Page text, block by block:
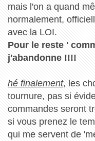
mais l'on a quand
normalement,
avec la LOI.
Pour le reste '
j'abandonne !!!!
hé finalement, les
tournure, pas si
commandes seront
si vous prenez le
qui me servent de